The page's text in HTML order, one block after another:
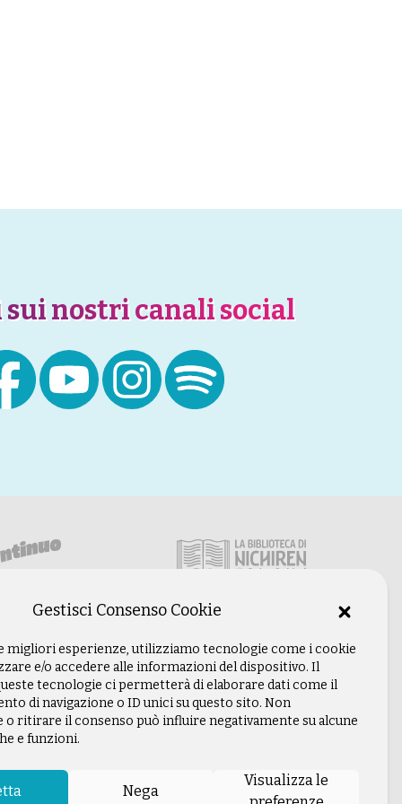
sui nostri canali social
Gestisci Consenso Cookie
migliori esperienze, utilizziamo tecnologie come i cookie
e/o accedere alle informazioni del dispositivo. Il
tecnologie ci permetterà di elaborare dati come il
di navigazione o ID unici su questo sito. Non
o ritirare il consenso può influire negativamente su alcune
e funzioni.
Nega
Visualizza le